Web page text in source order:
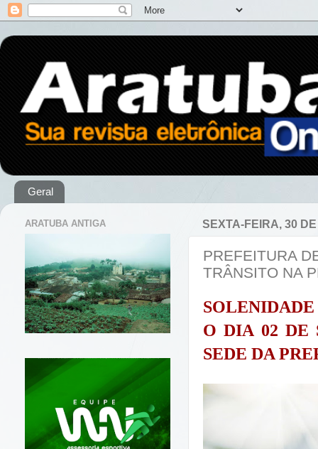
Geral
SEXTA-FEIRA, 30
PREFEITURA
TRÂNSITO NA
O DIA 02 DE
SEDE DA
ARATUBA ANTIGA